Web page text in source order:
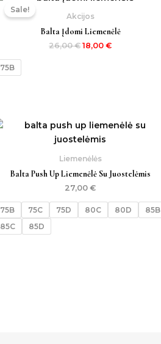
Sale!
Akcijos
Balta Įdomi Liemenėlė
26,00€
was:
18,00 €
75B
Liemenėlės
Balta Push Up Liemenėlė Su Juostelėmis
27,00 €
75B 75C 75D 80C 80D
85B
85C
85D